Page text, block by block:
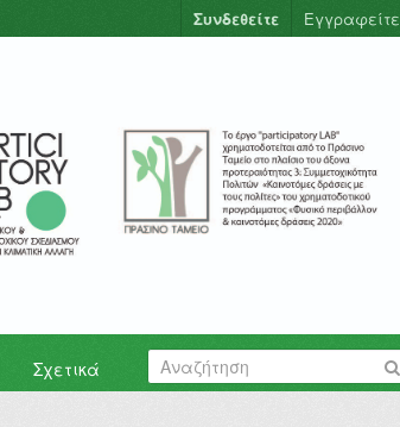
Συνδεθείτε Εγγραφείτε
Σχετικά